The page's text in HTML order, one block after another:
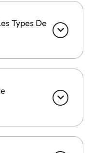
Types De